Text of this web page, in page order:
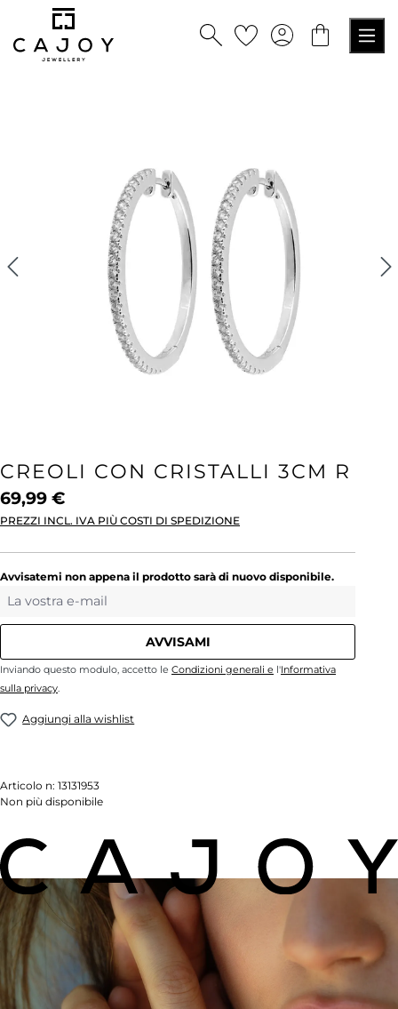
principale
CREOLI CON CRISTALLI 3CM R
69,99 €
PREZZI INCL. IVA PIÙ COSTI DI SPEDIZIONE
Avvisatemi non appena il prodotto sarà di nuovo disponibile.
La vostra e-mail
AVVISAMI
Inviando questo modulo, accetto le Condizioni generali e l'Informativa
sulla privacy.
Aggiungi alla wishlist
Articolo n: 13131953
Non più disponibile